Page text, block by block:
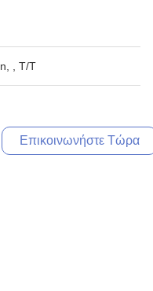
, T/T
Επικοινωνήστε Τώρα